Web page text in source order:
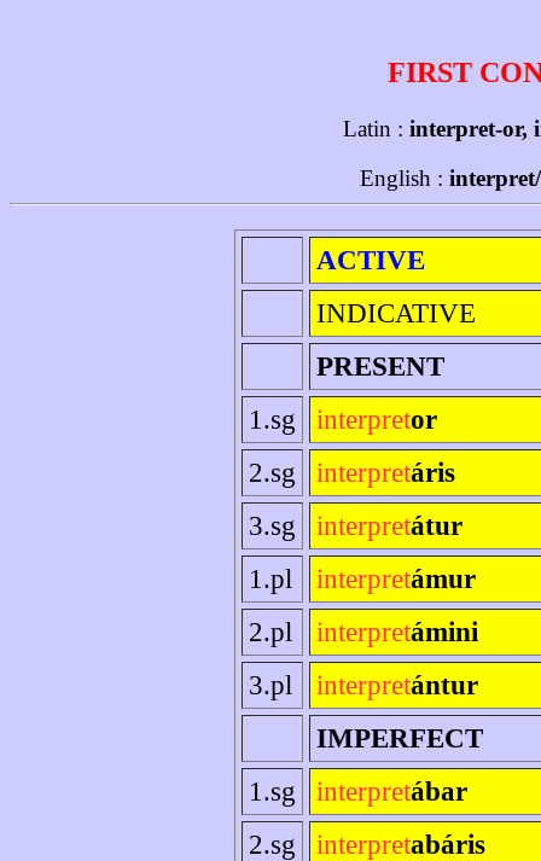
FIRST
Latin : interpret-or,
English :
ACTIVE
INDICATIVE
PRESENT
1.sg
interpretor
2.sg
interpretáris
3.sg
interpretátur
1.pl
interpretámur
2.pl
interpretámini
3.pl
interpretántur
IMPERFECT
1.sg
interpretábar
2.sg
interpretabáris